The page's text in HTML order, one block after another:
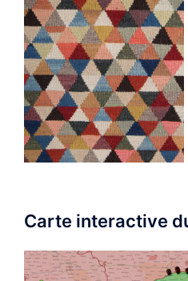
Carte interactive